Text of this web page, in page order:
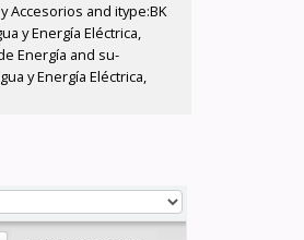
Accesorios and itype:BK
y Energía Eléctrica,
Energía and su-
y Energía Eléctrica,